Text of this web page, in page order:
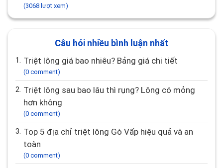
(3068 lượt xem)
Câu hỏi nhiều bình luận nhất
1. Triệt lông giá bao nhiêu? Bảng giá chi tiết
(0 comment)
2. Triệt lông sau bao lâu thì rụng? Lông có mỏng
hơn không
(0 comment)
3. Top 5 địa chỉ triệt lông Gò Vấp hiệu quả và an
toàn
(0 comment)